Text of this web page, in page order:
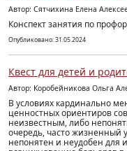
Автор: Cятчихина Елена
Конспект занятия по
Опубликовано: 31.05.2024
Квест для детей и
Автор: Коробейникова Ольга
В условиях кардинально
ценностных ориентиров
неизвестным, либо
очередь, часто жизненный
непонятен и неудобен для